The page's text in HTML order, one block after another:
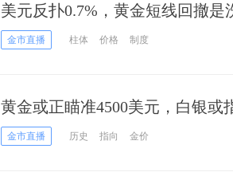
美元反扑0.7%，黄金短线回撤是
金市直播 柱体 价格 制度
黄金或正瞄准4500美元，白银或
金市直播 历史 指向 金价